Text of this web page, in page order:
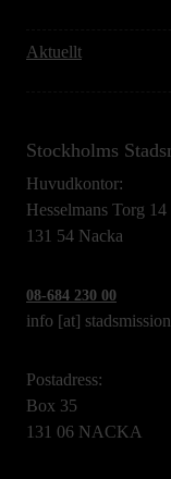
Aktuellt
Stockholms
Huvudkontor:
Hesselmans Torg 14
131 54 Nacka
08-684 230 00
info [at]
Postadress:
Box 35
131 06 NACKA